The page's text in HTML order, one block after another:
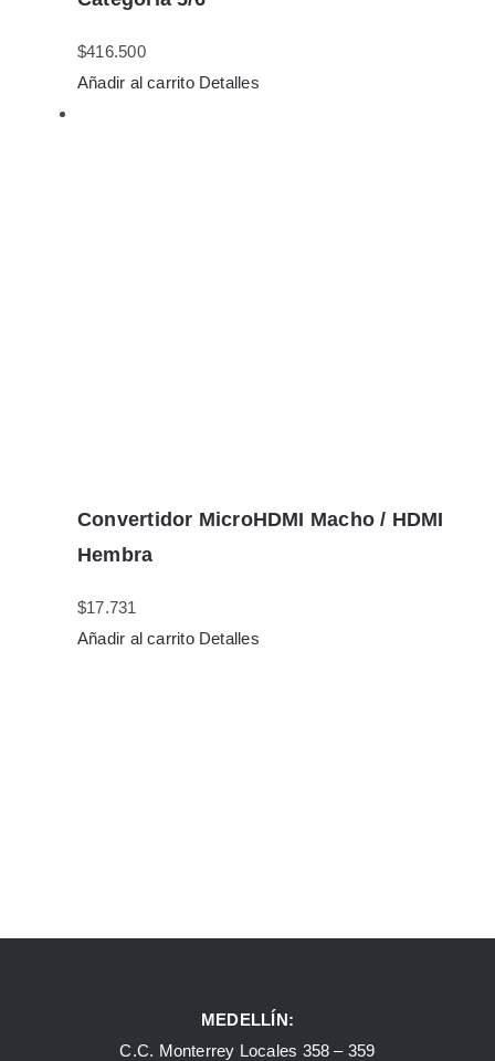
$416.500
Añadir al carrito Detalles
Convertidor MicroHDMI Macho / HDMI
Hembra
$17.731
Añadir al carrito Detalles
MEDELLÍN:
C.C. Monterrey Locales 358 – 359